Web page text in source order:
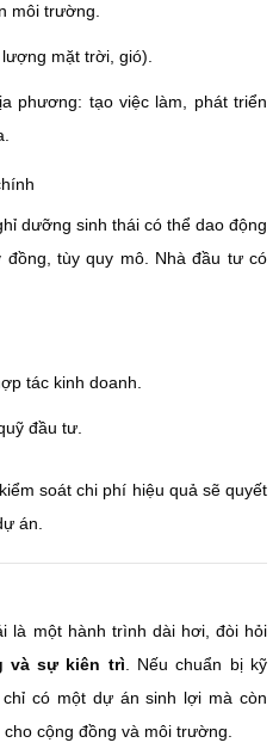
môi trường.
mặt trời, gió).
phương: tạo việc làm, phát triển
dưỡng sinh thái có thể dao động
tùy quy mô. Nhà đầu tư có
tác kinh doanh.
đầu tư.
soát chi phí hiệu quả sẽ quyết
án.
là một hành trình dài hơi, đòi hỏi
và sự kiên trì . Nếu chuẩn bị kỹ
có một dự án sinh lợi mà còn
cộng đồng và môi trường.